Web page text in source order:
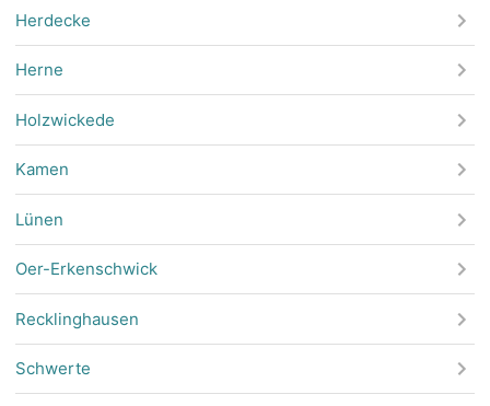
Herdecke
Herne
Holzwickede
Kamen
Lünen
Oer-Erkenschwick
Recklinghausen
Schwerte